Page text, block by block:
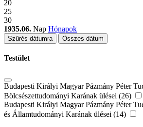
20
25
30
1935.06. Nap Hónapok
Szűrés dátumra Összes dátum
Testület
Budapesti Királyi Magyar Pázmány Péter
Bölcsészettudományi Karának ülései (26)
Budapesti Királyi Magyar Pázmány Péter
és Államtudományi Karának ülései (14)